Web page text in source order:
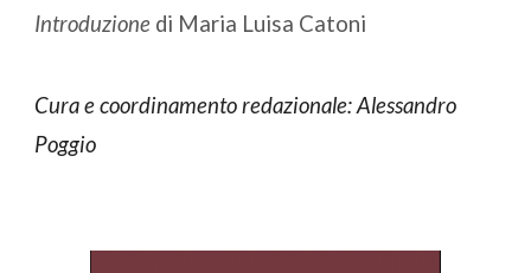
Introduzione di Maria Luisa Catoni
Cura e coordinamento redazionale: Alessandro
Poggio